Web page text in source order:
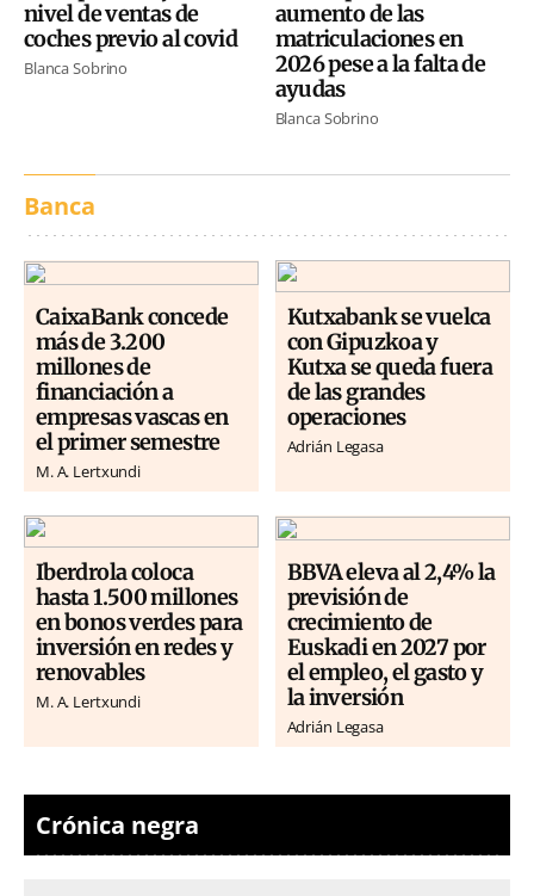
nivel de ventas de
coches previo al covid
Blanca Sobrino
aumento de las
matriculaciones en
2026 pese a la falta de
ayudas
Blanca Sobrino
Banca
CaixaBank concede
más de 3.200
millones de
financiación a
empresas vascas en
el primer semestre
M. A. Lertxundi
Kutxabank se vuelca
con Gipuzkoa y
Kutxa se queda fuera
de las grandes
operaciones
Adrián Legasa
Iberdrola coloca
hasta 1.500 millones
en bonos verdes para
inversión en redes y
renovables
M. A. Lertxundi
BBVA eleva al 2,4% la
previsión de
crecimiento de
Euskadi en 2027 por
el empleo, el gasto y
la inversión
Adrián Legasa
Crónica negra